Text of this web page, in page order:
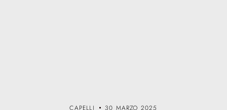
CAPELLI 30 MARZO 2025